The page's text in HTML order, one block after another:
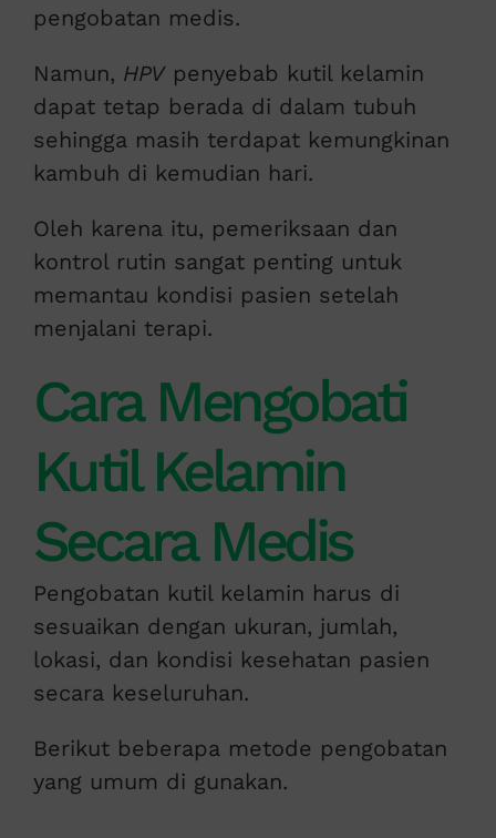
pengobatan medis.
Namun, HPVpenyebab kutil kelamin
dapat tetap berada di dalam tubuh
sehingga masih terdapat kemungkinan
kambuh di kemudian hari.
Oleh karena itu, pemeriksaan dan
kontrol rutin sangat penting untuk
memantau kondisi pasien setelah
menjalani terapi.
Cara Mengobati
Kutil Kelamin
Secara Medis
Pengobatan kutil kelamin harus di
sesuaikan dengan ukuran, jumlah,
lokasi, dan kondisi kesehatan pasien
secara keseluruhan.
Berikut beberapa metode pengobatan
yang umum di gunakan.